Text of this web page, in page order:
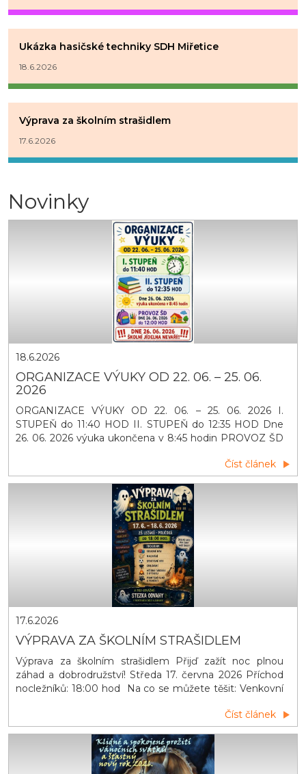
Ukázka hasičské techniky SDH Miřetice
18.6.2026
Výprava za školním strašidlem
17.6.2026
Novinky
18.6.2026
ORGANIZACE VÝUKY OD 22. 06. – 25. 06.
2026
ORGANIZACE VÝUKY OD 22. 06. – 25. 06. 2026 I.
STUPEŇ do 11:40 HOD II. STUPEŇ do 12:35 HOD Dne
26. 06. 2026 výuka ukončena v 8:45 hodin PROVOZ ŠD
Číst článek
17.6.2026
VÝPRAVA ZA ŠKOLNÍM STRAŠIDLEM
Výprava za školním strašidlem Přijď zažít noc plnou
záhad a dobrodružství! Středa 17. června 2026 Příchod
nocležníků: 18:00 hod Na co se můžete těšit: Venkovní
Večerní promítání Stezka odvahy ODVAHA POVINNÁ,
STRACH VÍTANÝ!
Číst článek